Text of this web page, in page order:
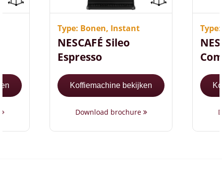
Sterkteregeling per
consumptie
Twee verschillende
koffiesoorten
Type: Bonen, Instant
NESCAFÉ Sileo
Espresso
Koffiemachine bekijken
Download brochure